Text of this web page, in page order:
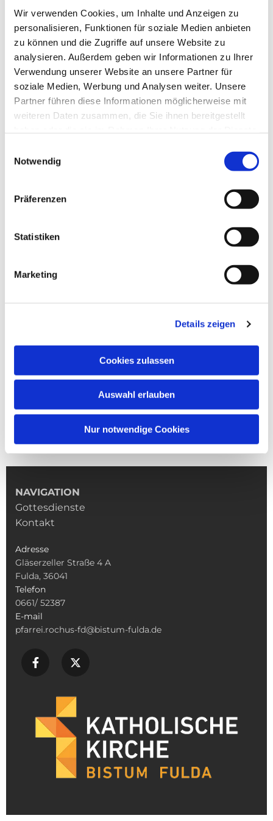
Wir verwenden Cookies, um Inhalte und Anzeigen zu
personalisieren, Funktionen für soziale Medien anbieten
zu können und die Zugriffe auf unsere Website zu
analysieren. Außerdem geben wir Informationen zu Ihrer
Verwendung unserer Website an unsere Partner für
soziale Medien, Werbung und Analysen weiter. Unsere
Partner führen diese Informationen möglicherweise mit
weiteren Daten zusammen, die Sie ihnen bereitgestellt
Notwendig
Präferenzen
Statistiken
Marketing
Details zeigen
Cookies zulassen
Auswahl erlauben
Nur notwendige Cookies
Dies könnte Sie auch
interessieren
NAVIGATION
Gottesdienste
Kontakt
Adresse
Gläserzeller Straße 4 A
Fulda, 36041
Telefon
0661/ 52387
E-mail
pfarrei.rochus-fd@bistum-fulda.de